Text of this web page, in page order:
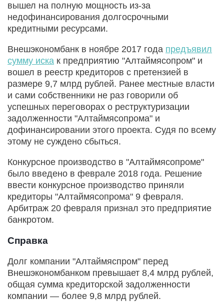
вышел на полную мощность из-за
недофинансирования долгосрочными
кредитными ресурсами.
Внешэкономбанк в ноябре 2017 года предъявил
сумму иска к предприятию "Алтаймясопром" и
вошел в реестр кредиторов с претензией в
размере 9,7 млрд рублей. Ранее местные власти
и сами собственники не раз говорили об
успешных переговорах о реструктуризации
задолженности "Алтаймясопрома" и
дофинансировании этого проекта. Судя по всему
этому не суждено сбыться.
Конкурсное производство в "Алтаймясопроме"
было введено в феврале 2018 года. Решение
ввести конкурсное производство приняли
кредиторы "Алтаймясопрома" 9 февраля.
Арбитраж 20 февраля признал это предприятие
банкротом.
Справка
Долг компании "Алтаймяспром" перед
Внешэкономбанком превышает 8,4 млрд рублей,
общая сумма кредиторской задолженности
компании — более 9,8 млрд рублей.